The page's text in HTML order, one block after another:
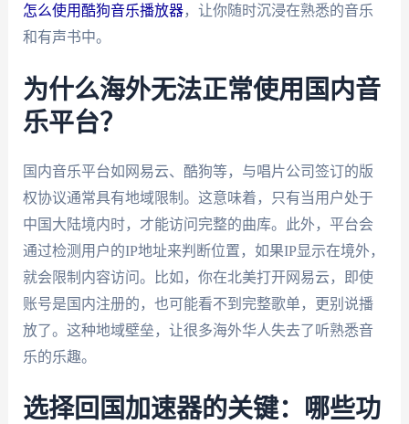
怎么使用酷狗音乐播放器，让你随时沉浸在熟悉的音乐
和有声书中。
为什么海外无法正常使用国内音
乐平台？
国内音乐平台如网易云、酷狗等，与唱片公司签订的版
权协议通常具有地域限制。这意味着，只有当用户处于
中国大陆境内时，才能访问完整的曲库。此外，平台会
通过检测用户的IP地址来判断位置，如果IP显示在境外，
就会限制内容访问。比如，你在北美打开网易云，即使
账号是国内注册的，也可能看不到完整歌单，更别说播
放了。这种地域壁垒，让很多海外华人失去了听熟悉音
乐的乐趣。
选择回国加速器的关键：哪些功